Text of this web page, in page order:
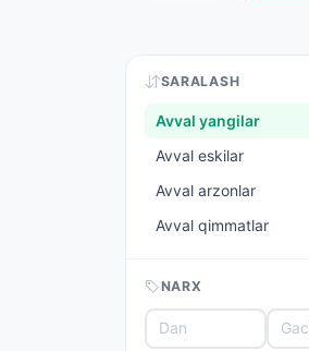
SARALASH
Avval yangilar
Avval eskilar
Avval arzonlar
Avval qimmatlar
NARX